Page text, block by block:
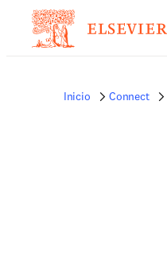
Inicio Connect